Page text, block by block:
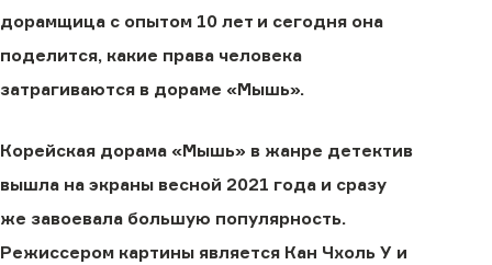
дорамщица с опытом 10 лет и сегодня она
поделится, какие права человека
затрагиваются в дораме «Мышь».
Корейская дорама «Мышь» в жанре детектив
вышла на экраны весной 2021 года и сразу
же завоевала большую популярность.
Режиссером картины является Кан Чхоль У и